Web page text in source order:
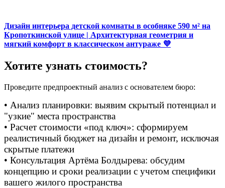
Дизайн интерьера детской комнаты в особняке 590 м² на
Кропоткинской улице | Архитектурная геометрия и
мягкий комфорт в классическом антураже 💜
Хотите узнать стоимость?
Проведите предпроектный анализ с основателем бюро:
• Анализ планировки: выявим скрытый потенциал и
"узкие" места пространства
• Расчет стоимости «под ключ»: сформируем
реалистичный бюджет на дизайн и ремонт, исключая
скрытые платежи
• Консультация Артёма Болдырева: обсудим
концепцию и сроки реализации с учетом специфики
вашего жилого пространства